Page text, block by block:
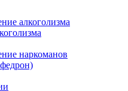
алкоголизма
наркоманов